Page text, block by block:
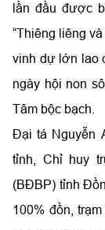
lần đầu được
“Thiêng liêng
vinh dự lớn lao
ngày hội non
Tâm bộc bạch.
Đại tá Nguyễn
tỉnh, Chỉ huy
(BĐBP) tỉnh
100% đồn,